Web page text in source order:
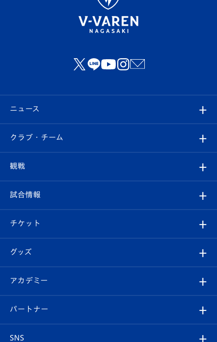
ニュース
すべて
クラブ
試合情報
チケット
イベント
メディア
クラブ・チーム
クラブ概要
エンブレム紹介
スタッフプロフィール
マスコット紹介
観戦
観戦ルール
はじめての観戦ガイド
Revive Team
ヴィヴィくんの長崎おもてなしガイド
試合情報
試合日程/結果
フォトギャラリー
スタジアムグルメ
チケット
チケット
V-LOVERS（ファンクラブ）
プレイヤーズスイート
グッズ
オンラインショップ
店舗情報
アカデミー
育成からのお知らせ
パートナー
SNS